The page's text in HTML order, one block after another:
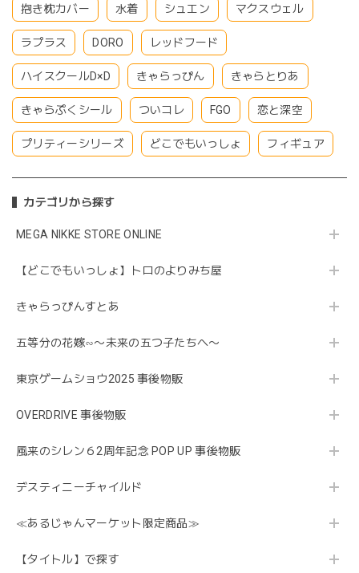
抱き枕カバー 水着 シュエン マクスウェル
ラプラス DORO レッドフード
ハイスクールD×D きゃらっぴん きゃらとりあ
きゃらぷくシール ついコレ FGO 恋と深空
プリティーシリーズ どこでもいっしょ フィギュア
カテゴリから探す
MEGA NIKKE STORE ONLINE
【どこでもいっしょ】トロのよりみち屋
きゃらっぴんすとあ
五等分の花嫁∽〜未来の五つ子たちへ〜
東京ゲームショウ2025 事後物販
OVERDRIVE 事後物販
風来のシレン６2周年記念 POP UP 事後物販
デスティニーチャイルド
≪あるじゃんマーケット限定商品≫
【タイトル】で探す